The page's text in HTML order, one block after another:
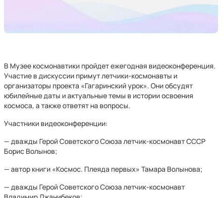
В Музее космонавтики пройдет ежегодная видеоконференция.
Участие в дискуссии примут летчики-космонавты и
организаторы проекта «Гагаринский урок». Они обсудят
юбилейные даты и актуальные темы в истории освоения
космоса, а также ответят на вопросы.
Участники видеоконференции:
— дважды Герой Советского Союза летчик-космонавт СССР
Борис Волынов;
— автор книги «Космос. Плеяда первых» Тамара Волынова;
— дважды Герой Советского Союза летчик-космонавт